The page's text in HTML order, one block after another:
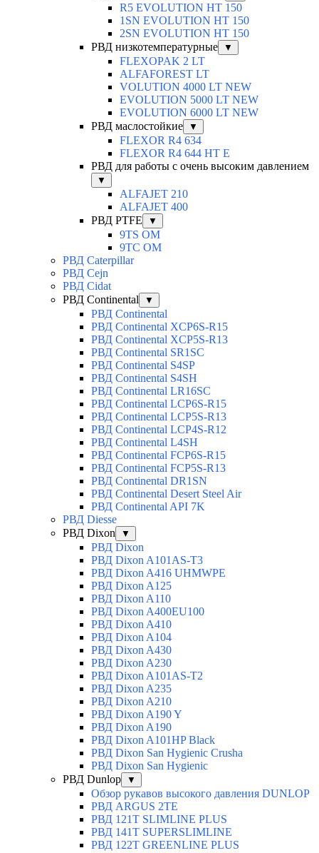
R5 EVOLUTION HT 150
1SN EVOLUTION HT 150
2SN EVOLUTION HT 150
РВД низкотемпературные
▼
FLEXOPAK 2 LT
ALFAFOREST LT
VOLUTION 4000 LT NEW
EVOLUTION 5000 LT NEW
EVOLUTION 6000 LT NEW
РВД маслостойкие
▼
FLEXOR R4 634
FLEXOR R4 644 HT E
РВД для работы с очень высоким давлением
▼
ALFAJET 210
ALFAJET 400
РВД PTFE
▼
9TS OM
9TC OM
РВД Caterpillar
РВД Cejn
РВД Cidat
РВД Continental
▼
РВД Continental
РВД Continental XCP6S-R15
РВД Continental XCP5S-R13
РВД Continental SR1SC
РВД Continental S4SP
РВД Continental S4SH
РВД Continental LR16SC
РВД Continental LCP6S-R15
РВД Continental LCP5S-R13
РВД Continental LCP4S-R12
РВД Continental L4SH
РВД Continental FCP6S-R15
РВД Continental FCP5S-R13
РВД Continental DR1SN
РВД Continental Desert Steel Air
РВД Continental API 7K
РВД Diesse
РВД Dixon
▼
РВД Dixon
РВД Dixon A101AS-T3
РВД Dixon A416 UHMWPE
РВД Dixon A125
РВД Dixon A110
РВД Dixon A400EU100
РВД Dixon A410
РВД Dixon A104
РВД Dixon A430
РВД Dixon A230
РВД Dixon A101AS-T2
РВД Dixon A235
РВД Dixon A210
РВД Dixon A190 Y
РВД Dixon A190
РВД Dixon A101HP Black
РВД Dixon San Hygienic Crusha
РВД Dixon San Hygienic
РВД Dunlop
▼
Обзор рукавов высокого давления DUNLOP
РВД ARGUS 2TE
РВД 121T SLIMLINE PLUS
РВД 141T SUPERSLIMLINE
РВД 122T GREENLINE PLUS